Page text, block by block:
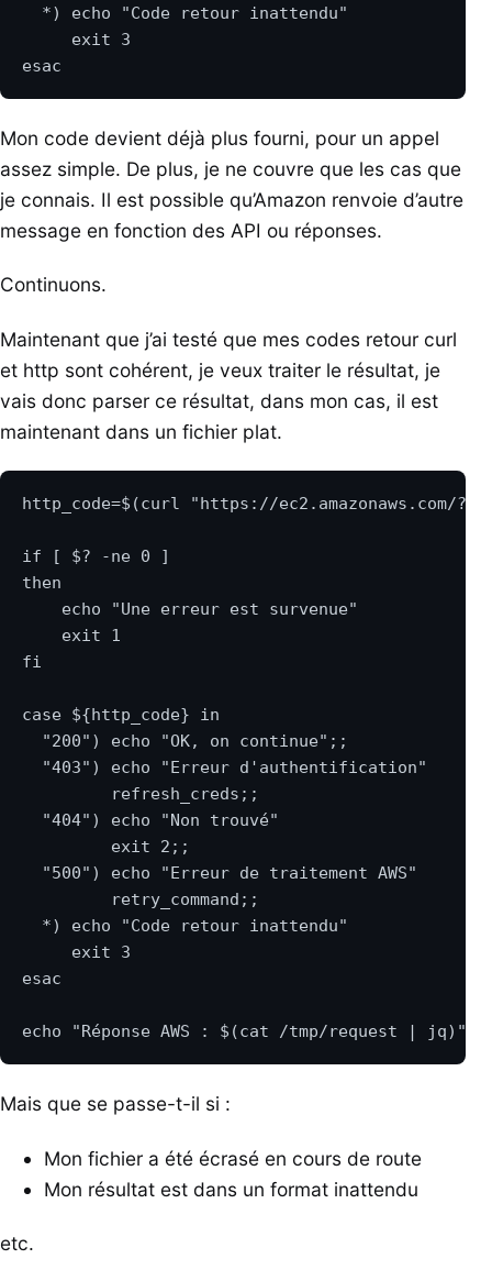
Mon code devient déjà plus fourni, pour un appel
assez simple. De plus, je ne couvre que les cas que
je connais. Il est possible qu’Amazon renvoie d’autre
message en fonction des API ou réponses.
Continuons.
Maintenant que j’ai testé que mes codes retour curl
et http sont cohérent, je veux traiter le résultat, je
vais donc parser ce résultat, dans mon cas, il est
maintenant dans un fichier plat.
Mais que se passe-t-il si :
Mon fichier a été écrasé en cours de route
Mon résultat est dans un format inattendu
etc.